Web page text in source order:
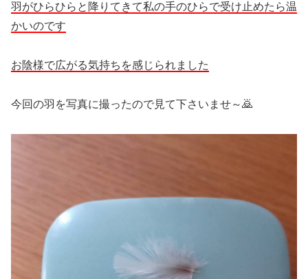
羽がひらひらと降りてきて私の手のひらで受け止めたら温
かいのです
お陰様で広がる気持ちを感じられました
今回の羽を写真に撮ったので見て下さいませ～🙇